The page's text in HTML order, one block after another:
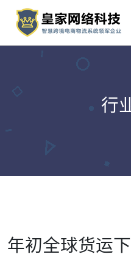
行
年初全球货运